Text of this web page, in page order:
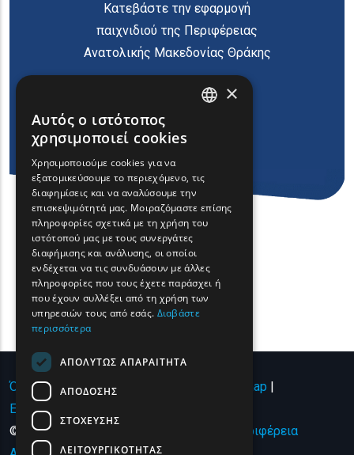
Κατεβάστε την εφαρμογή
παιχνιδιού της Περιφέρειας
Ανατολικής Μακεδονίας Θράκης
Όροι χρήσης | Πολιτική Απορρήτου Sitemap
Επικοινωνία
© Copyright 2024 - All Rights Reserved
Περιφέρεια
FRENCH
BULGARIAN
ROMANIAN
TURKISH
×
Αυτός ο ιστότοπος
χρησιμοποιεί cookies
Χρησιμοποιούμε cookies για να
εξατομικεύσουμε το περιεχόμενο, τις
διαφημίσεις και να αναλύσουμε την
επισκεψιμότητά μας. Μοιραζόμαστε επίσης
πληροφορίες σχετικά με τη χρήση του
ιστότοπού μας με τους συνεργάτες
διαφήμισης και ανάλυσης, οι οποίοι
ενδέχεται να τις συνδυάσουν με άλλες
πληροφορίες που τους έχετε παράσχει ή
που έχουν συλλέξει από τη χρήση των
υπηρεσιών τους από εσάς. Διαβάστε
περισσότερα
ΑΠΟΛΎΤΩΣ ΑΠΑΡΑΊΤΗΤΑ
ΑΠΌΔΟΣΗΣ
ΣΤΌΧΕΥΣΗΣ
ΛΕΙΤΟΥΡΓΙΚΌΤΗΤΑΣ